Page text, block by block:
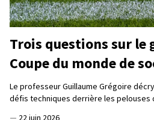
Trois questions sur le
Coupe du monde de
Le professeur Guillaume Grégoire
défis techniques derrière les pelouses
— 22 juin 2026